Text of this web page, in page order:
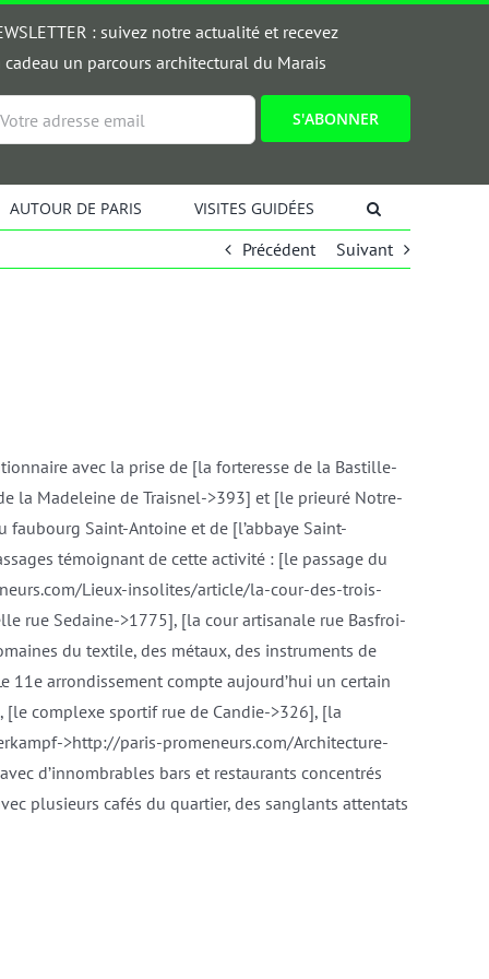
: suivez notre actualité et recevez
cadeau un parcours architectural du Marais
AUTOUR DE PARIS VISITES GUIDÉES
Précédent Suivant
avec la prise de [la forteresse de la Bastille-
la Madeleine de Traisnel->393] et [le prieuré Notre-
faubourg Saint-Antoine et de [l’abbaye Saint-
témoignant de cette activité : [le passage du
Lieux-insolites/article/la-cour-des-trois-
rue Sedaine->1775], [la cour artisanale rue Basfroi-
du textile, des métaux, des instruments de
11e arrondissement compte aujourd’hui un certain
complexe sportif rue de Candie->326], [la
>http://paris-promeneurs.com/Architecture-
d’innombrables bars et restaurants concentrés
plusieurs cafés du quartier, des sanglants attentats